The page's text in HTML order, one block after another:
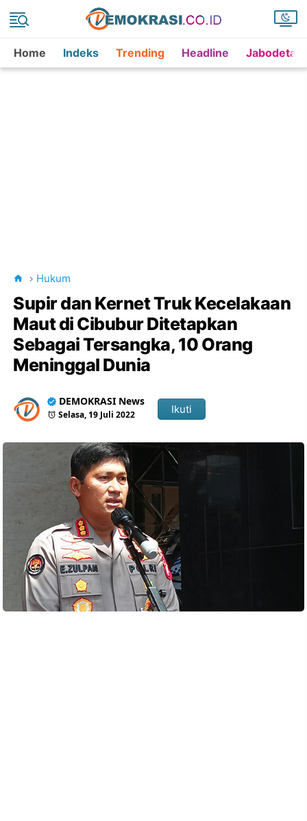
Home Indeks Trending Headline
Hukum
Supir dan Kernet Truk Kecelakaan
Maut di Cibubur Ditetapkan
Sebagai Tersangka, 10 Orang
Meninggal Dunia
DEMOKRASI News
Selasa, 19 Juli 2022 Ikuti